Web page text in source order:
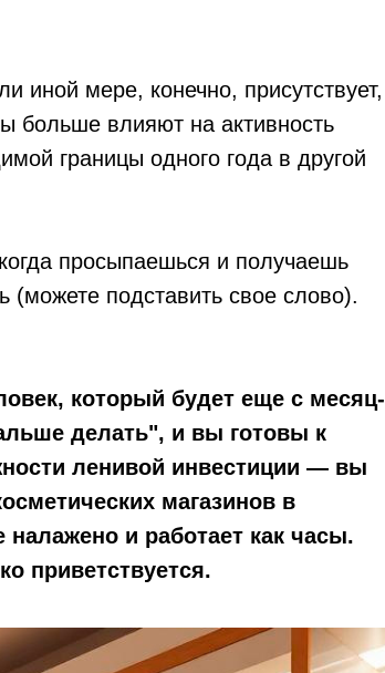
иной мере, конечно, присутствует,
больше влияют на активность
границы одного года в другой
просыпаешься и получаешь
подставить свое слово).
который будет еще с месяц-
делать", и вы готовы к
ленивой инвестиции — вы
магазинов в
и работает как часы.
приветствуется.